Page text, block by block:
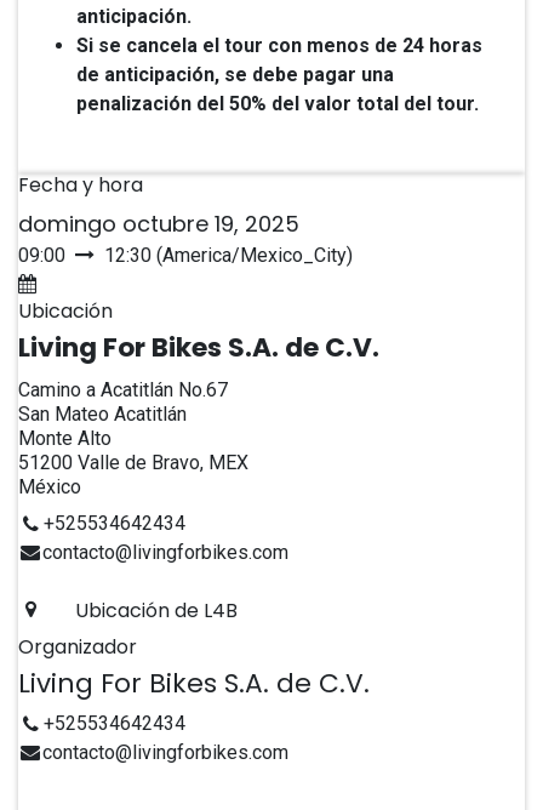
anticipación.
Si se cancela el tour con menos de 24 horas
de anticipación, se debe pagar una
penalización del 50% del valor total del tour.
Fecha y hora
domingo octubre 19, 2025
09:00 12:30 (America/Mexico_City)
Ubicación
Living For Bikes S.A. de C.V.
Camino a Acatitlán No.67
San Mateo Acatitlán
Monte Alto
51200 Valle de Bravo, MEX
México
+525534642434
contacto@livingforbikes.com
Ubicación de L4B
Organizador
Living For Bikes S.A. de C.V.
+525534642434
contacto@livingforbikes.com